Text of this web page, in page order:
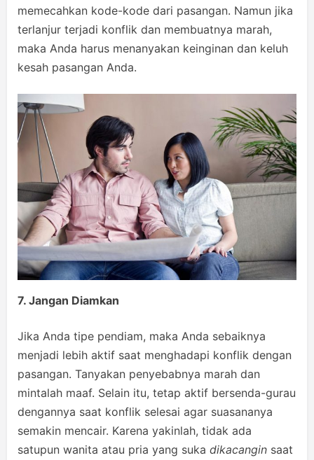
memecahkan kode-kode dari pasangan. Namun jika
terlanjur terjadi konflik dan membuatnya marah,
maka Anda harus menanyakan keinginan dan keluh
kesah pasangan Anda.
7. Jangan Diamkan
Jika Anda tipe pendiam, maka Anda sebaiknya
menjadi lebih aktif saat menghadapi konflik dengan
pasangan. Tanyakan penyebabnya marah dan
mintalah maaf. Selain itu, tetap aktif bersenda-gurau
dengannya saat konflik selesai agar suasananya
semakin mencair. Karena yakinlah, tidak ada
satupun wanita atau pria yang suka dikacangin saat